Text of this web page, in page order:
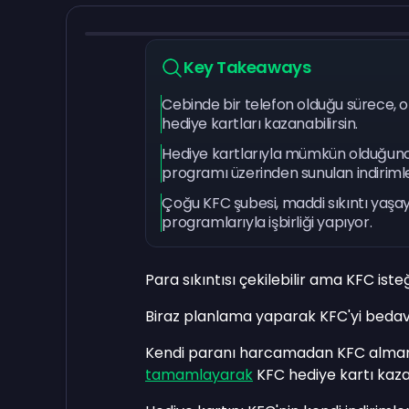
Key Takeaways
Cebinde bir telefon olduğu sürece,
hediye kartları kazanabilirsin.
Hediye kartlarıyla mümkün
programı üzerinden sunulan
Çoğu KFC şubesi, maddi sıkıntı
programlarıyla işbirliği yapıyor.
Para sıkıntısı çekilebilir ama KFC
Biraz planlama yaparak KFC'yi
Kendi paranı harcamadan KFC
tamamlayarak KFC hediye kartı